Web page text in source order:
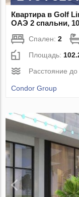
Квартира в Golf
ОАЭ 2 спальни,
Спален:2
Площадь:
Расстояние
Condor Group